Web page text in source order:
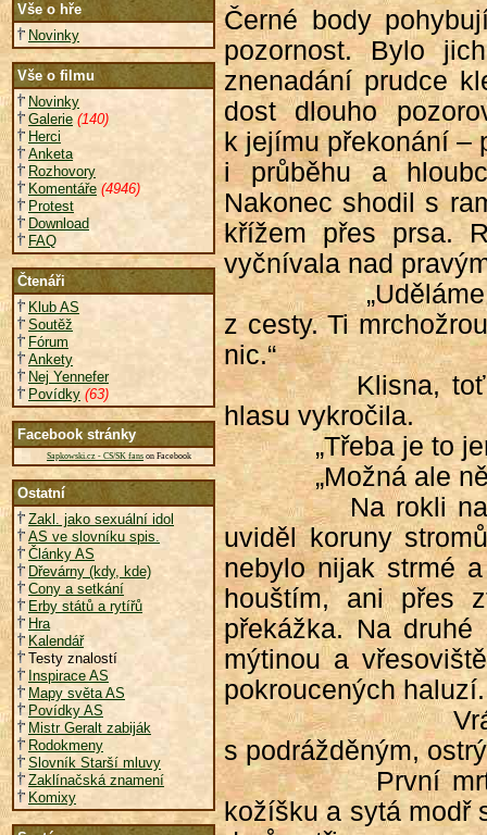
Vše o hře
Novinky
Vše o filmu
Novinky
Galerie (140)
Herci
Anketa
Rozhovory
Komentáře (4946)
Protest
Download
FAQ
Čtenáři
Klub AS
Soutěž
Fórum
Ankety
Nej Yennefer
Povídky (63)
Facebook stránky
Sapkowski.cz - CS/SK fans on Facebook
Ostatní
Zakl. jako sexuální idol
AS ve slovníku spis.
Články AS
Dřevárny (kdy, kde)
Cony a setkání
Erby států a rytířů
Hra
Kalendář
Testy znalostí
Inspirace AS
Mapy světa AS
Povídky AS
Mistr Geralt zabiják
Rodokmeny
Slovník Starší mluvy
Zaklínačská znamení
Komixy
Černé body
pozornost. Bylo
znenadání prudce
dost dlouho
k jejímu překonání –
i průběhu a
Nakonec shodil s
křížem přes prsa.
vyčnívala nad
z cesty. Ti
nic.“
Klisna,
hlasu vykročila.
„Třeba je to
„Možná ale
Na rokli
uviděl koruny
nebylo nijak strmé
houštím, ani přes
překážka. Na
mýtinou a
pokroucených haluzí.
s podrážděným,
První
kožíšku a sytá modř